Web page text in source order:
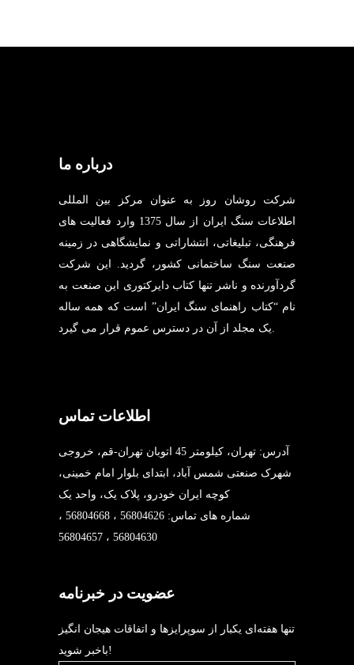
درباره ما
شرکت روشان روز به عنوان مرکز بین المللی
اطلاعات سنگ ایران از سال 1375 وارد فعالیت های
فرهنگی، تبلیغاتی، انتشاراتی و نمایشگاهی در زمینه
صنعت سنگ ساختمانی کشور، گردید. این شرکت
گردآورنده و ناشر تنها کتاب دایرکتوری این صنعت به
نام “کتاب راهنمای سنگ ایران” است که همه ساله
یک مجلد از آن در دسترس عموم قرار می گیرد.
اطلاعات تماس
آدرس: تهران، کیلومتر 45 اتوبان تهران-قم، خروجی
شهرک صنعتی شمس آباد، ابتدای بلوار امام خمینی،
کوچه ایران خودرو، پلاک یک، واحد یک
شماره های تماس: 56804626 ، 56804668 ،
56804630 ، 56804657
عضویت در خبرنامه
تنها هفته‌ای یکبار از سوپرایزها و اتفاقات هیجان انگیز
باخبر شوید!